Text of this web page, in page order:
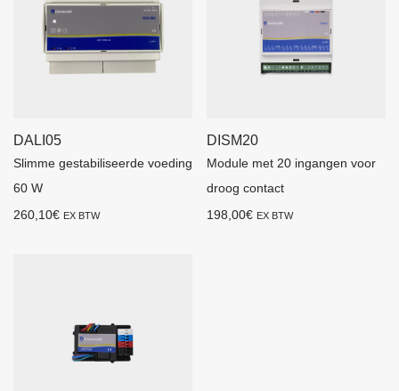
DALI05
Slimme gestabiliseerde voeding
60 W
260,10€ EX BTW
DISM20
Module met 20 ingangen voor
droog contact
198,00€ EX BTW